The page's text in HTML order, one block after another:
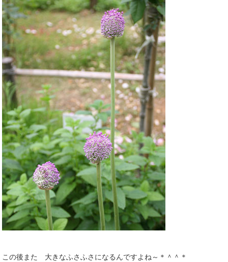
この後また 大きなふさふさになるんですよね～＊＾＾＊